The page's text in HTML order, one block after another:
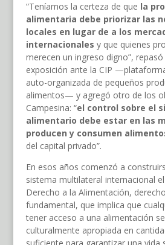
“Teníamos la certeza de que la
alimentaria debe priorizar las
locales en lugar de a los
internacionales y que quienes
merecen un ingreso digno”,
exposición ante la CIP
auto-organizada de pequeños
alimentos— y agregó otro de los
Campesina: “el control sobre el
alimentario debe estar en las
producen y consumen
del capital privado”.
En esos años comenzó a
sistema multilateral internacional
Derecho a la Alimentación,
fundamental, que implica que
tener acceso a una alimentación
culturalmente apropiada en